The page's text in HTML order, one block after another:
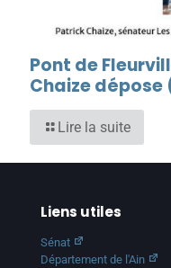
Pont de
Chaize
Lire la suite
Liens utiles
Sénat
Département de l'Ain